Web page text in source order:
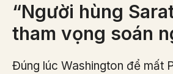
“Người hùng
tham vọng soán
Đúng lúc Washington để mất